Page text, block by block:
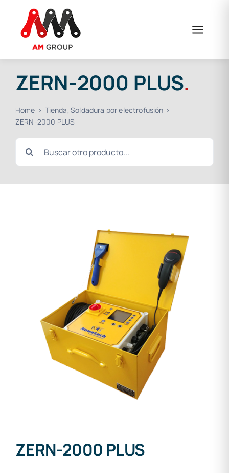
contenido
ZERN-2000 PLUS.
Home Tienda Soldadura por electrofusión
ZERN-2000 PLUS
Buscar:
ZERN-2000 PLUS